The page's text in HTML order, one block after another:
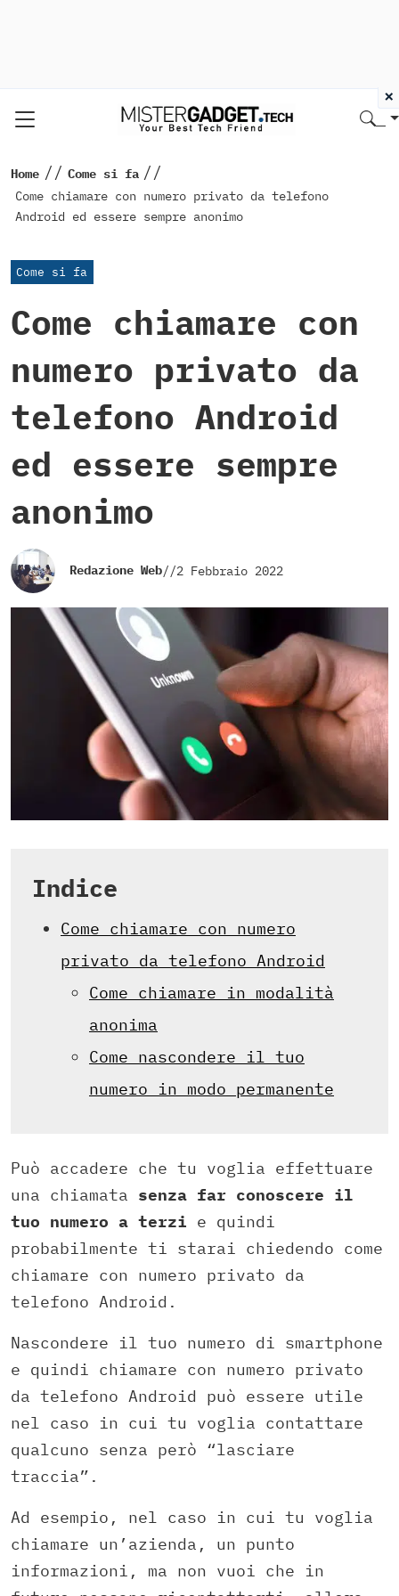
Home // Come si fa //
Come chiamare con numero privato da telefono
Android ed essere sempre anonimo
Come si fa
Come chiamare con
numero privato da
telefono Android
ed essere sempre
anonimo
Redazione Web//2 Febbraio 2022
Indice
Come chiamare con numero
privato da telefono Android
Come chiamare in modalità
anonima
Come nascondere il tuo
numero in modo permanente
Può accadere che tu voglia effettuare
una chiamata senza far conoscere il
tuo numero a terzi e quindi
probabilmente ti starai chiedendo come
chiamare con numero privato da
telefono Android.
Nascondere il tuo numero di smartphone
e quindi chiamare con numero privato
da telefono Android può essere utile
nel caso in cui tu voglia contattare
qualcuno senza però “lasciare
traccia”.
Ad esempio, nel caso in cui tu voglia
chiamare un’azienda, un punto
informazioni, ma non vuoi che in
×